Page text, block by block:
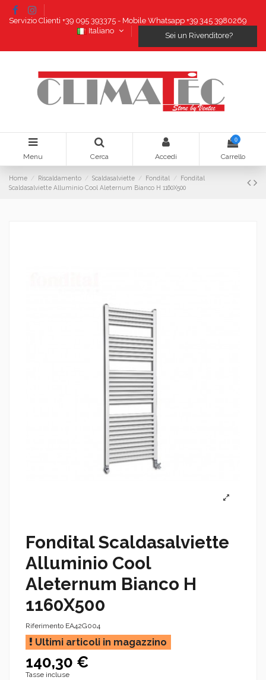
Servizio Clienti +39 095 393375 - Mobile Whatsapp +39 345 3980269
Italiano
Sei un Rivenditore?
Menu Cerca Accedi
0
Carrello
Home Riscaldamento Scaldasalviette Fondital
Fondital
Scaldasalviette Alluminio Cool Aleternum Bianco H 1160X500
Fondital Scaldasalviette
Alluminio Cool
Aleternum Bianco H
1160X500
Riferimento EA42G004
Ultimi articoli in magazzino
140,30 €
Tasse incluse